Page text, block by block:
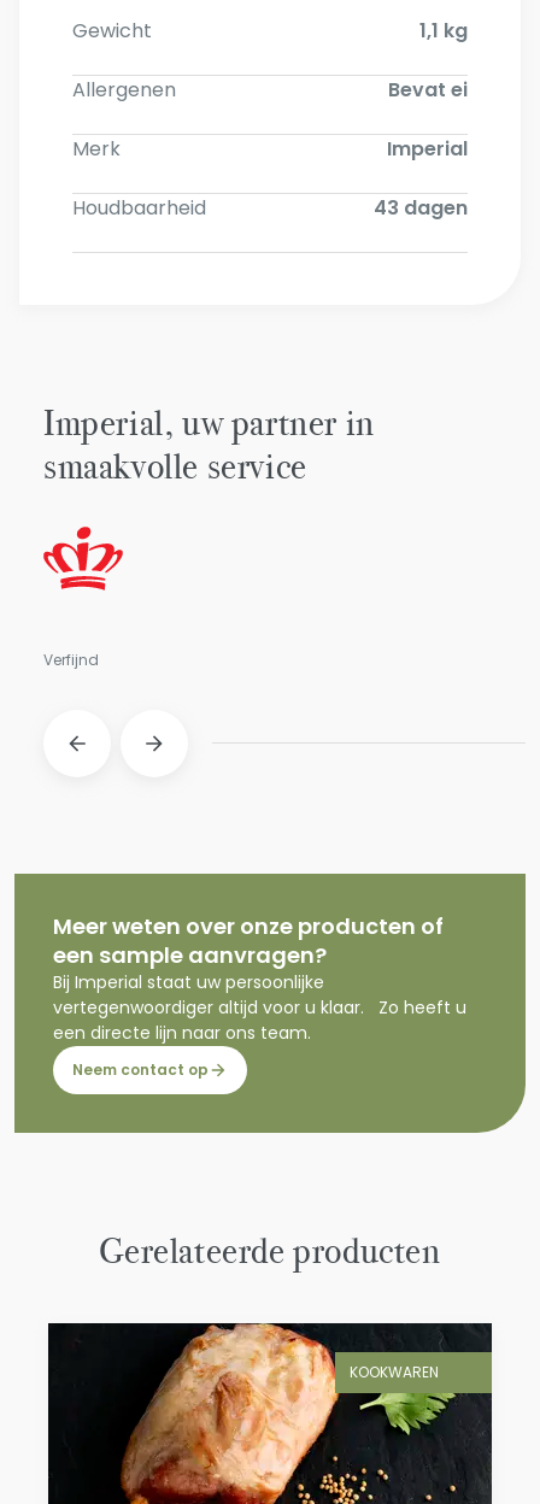
Gewicht 1,1 kg
Allergenen Bevat ei
Merk Imperial
Houdbaarheid 43 dagen
Imperial, uw partner in
smaakvolle service
Verfijnd
Meer weten over onze producten of
een sample aanvragen?
Bij Imperial staat uw persoonlijke
vertegenwoordiger altijd voor u klaar. Zo heeft u
een directe lijn naar ons team.
Neem contact op
Gerelateerde producten
KOOKWAREN